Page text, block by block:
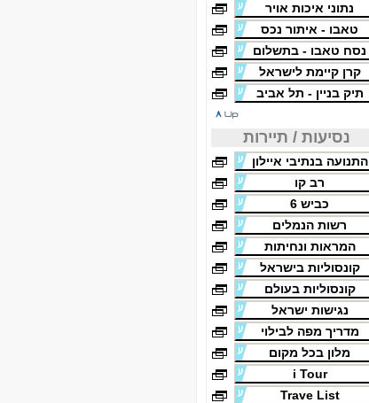
נתוני איכות אויר
טאבו - איתור נכס
נסח טאבו - בתשלום
קרן קיימת לישראל
תיק בניין - תל אביב
נסיעות / תיירות
התנועה בנתיבי איילון
רב קו
כביש 6
רשות הנמלים
המראות ונחיתות
קונסוליות בישראל
קונסוליות בעולם
נגישות ישראל
מדריך מפה לבילוי
מלון בכל מקום
i Tour
Trave List